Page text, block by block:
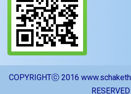
COPYRIGHTⓒ 2016
RESERVED